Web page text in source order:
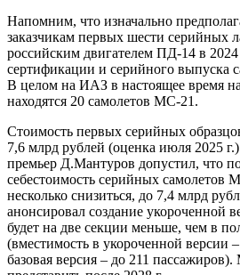
Напомним, что изначально
заказчикам первых шести серийных
российским двигателем ПД-14 в
сертификации и серийного выпуска
В целом на ИАЗ в настоящее время
находятся 20 самолетов МС-21.
Стоимость первых серийных
7,6 млрд рублей (оценка июля 2025
премьер Д.Мантуров допустил, что
себестоимость серийных самолетов
несколько снизиться, до 7,4 млрд
анонсировал создание укороченной
будет на две секции меньше, чем в
(вместимость в укороченной версии
базовая версия – до 211 пассажиров).